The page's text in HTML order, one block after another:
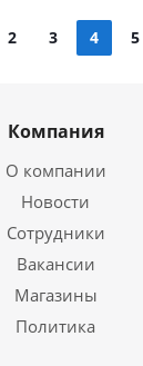
2 3 4 5
Компания
О компании
Новости
Сотрудники
Вакансии
Магазины
Политика